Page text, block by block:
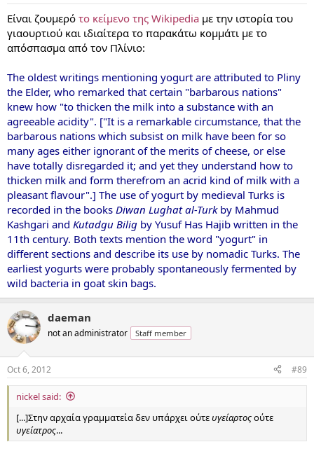
Είναι ζουμερό το κείμενο της Wikipedia με την ιστορία του
γιαουρτιού και ιδιαίτερα το παρακάτω κομμάτι με το
απόσπασμα από τον Πλίνιο:
The oldest writings mentioning yogurt are attributed to Pliny
the Elder, who remarked that certain "barbarous nations"
knew how "to thicken the milk into a substance with an
agreeable acidity". ["It is a remarkable circumstance, that the
barbarous nations which subsist on milk have been for so
many ages either ignorant of the merits of cheese, or else
have totally disregarded it; and yet they understand how to
thicken milk and form therefrom an acrid kind of milk with a
pleasant flavour".] The use of yogurt by medieval Turks is
recorded in the books Diwan Lughat al-Turkby Mahmud
Kashgari and Kutadgu Bilig by Yusuf Has Hajib written in the
11th century. Both texts mention the word "yogurt" in
different sections and describe its use by nomadic Turks. The
earliest yogurts were probably spontaneously fermented by
wild bacteria in goat skin bags.
daeman
not an administrator Staff member
Oct 6, 2012 #89
nickel said:
[...]Στην αρχαία γραμματεία δεν υπάρχει ούτευγείαρτοςούτε
υγείατρος...